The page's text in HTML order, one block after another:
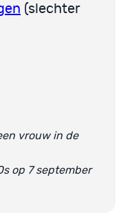
(slechter
vrouw in de
op 7 september